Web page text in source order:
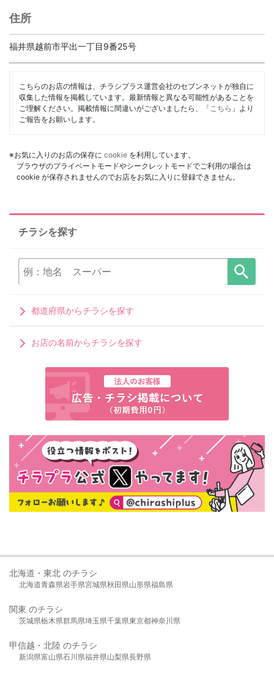
住所
福井県越前市平出一丁目9番25号
こちらのお店の情報は、チラシプラス運営会社のセブンネットが独自に
収集した情報を掲載しています。最新情報と異なる可能性があることを
ご理解ください。掲載情報に間違いがございましたら、「 こちら 」より
ご報告をお願いします。
※お気に入りのお店の保存に cookie を利用しています。
ブラウザのプライベートモードやシークレットモードでご利用の場合は
cookie が保存されませんのでお店をお気に入りに登録できません。
チラシを探す
都道府県からチラシを探す
お店の名前からチラシを探す
北海道・東北 のチラシ
北海道青森県岩手県宮城県秋田県山形県福島県
関東 のチラシ
茨城県栃木県群馬県埼玉県千葉県東京都神奈川県
甲信越・北陸 のチラシ
新潟県富山県石川県福井県山梨県長野県